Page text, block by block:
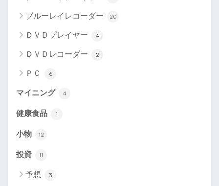
ブルーレイレコーダー 20
ＤＶＤプレイヤー 4
ＤＶＤレコーダー 2
ＰＣ 6
マイニング 4
健康食品 1
小物 12
投資 11
予想 3